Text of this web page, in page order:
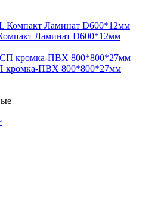
Ламинат D600*12мм
кромка-ПВХ 800*800*27мм